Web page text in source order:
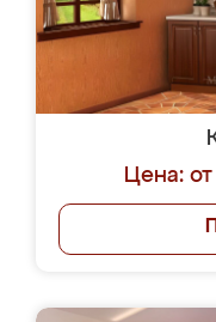
Цена: